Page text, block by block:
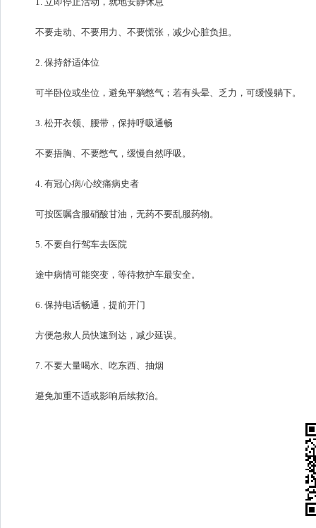
不要走动、不要用力、不要慌张，减少心脏负担。
2. 保持舒适体位
可半卧位或坐位，避免平躺憋气；若有头晕、乏力，可缓慢躺下。
3. 松开衣领、腰带，保持呼吸通畅
不要捂胸、不要憋气，缓慢自然呼吸。
4. 有冠心病/心绞痛病史者
可按医嘱含服硝酸甘油，无药不要乱服药物。
5. 不要自行驾车去医院
途中病情可能突变，等待救护车最安全。
6. 保持电话畅通，提前开门
方便急救人员快速到达，减少延误。
7. 不要大量喝水、吃东西、抽烟
避免加重不适或影响后续救治。